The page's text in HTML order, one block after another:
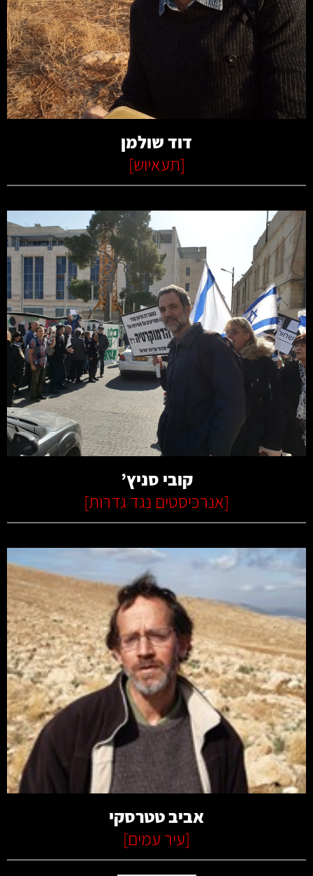
קרא עוד
דוד שולמן
[תעאיוש]
קרא עוד
קובי סניץ’
[אנרכיסטים נגד גדרות]
קרא עוד
אביב טטרסקי
[עיר עמים]